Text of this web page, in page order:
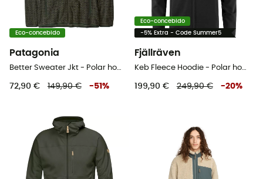
Eco-concebido
Patagonia
Better Sweater Jkt - Polar homem
72,90 € 149,90 € -51 %
Eco-concebido
-5% Extra - Code Summer5
Fjällräven
Keb Fleece Hoodie - Polar homem
199,90 € 249,90 € -20%